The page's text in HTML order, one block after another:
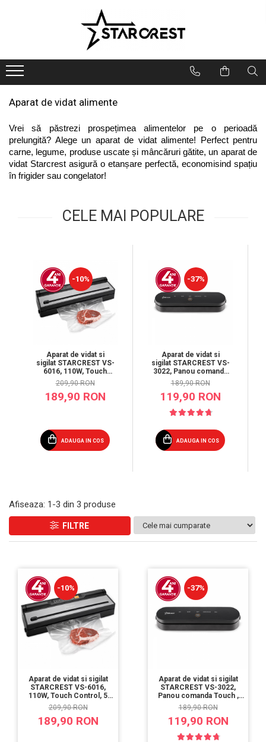
Electrocasnice Mari
Aparate frigorifice
Congelator
Ladă frigorifică
Vitrină frigorifică
Vitrină de vinuri
Masini de spalat vase
Plită incorporabilă
Electrocasnice Mici
Electrocasnice bucătărie
Aparat clătite
Aparat vafe
Aparat de vidat alimente
Role pungi vidat
Blendere & Tocatoare
Air fryer - Friteuză cu aer cald
Prăjitor de pâine
Robot de bucătărie
Sandwich maker
Fier de călcat
Dispozitive smart home
Ingrijire personală
Aparat de vidat alimente
Vrei să păstrezi prospețimea alimentelor pe o perioadă
prelungită? Alege un aparat de vidat alimente! Perfect pentru
carne, legume, produse uscate și mâncăruri gătite, un aparat de
vidat Starcrest asigură o etanșare perfectă, economisind spațiu
în frigider sau congelator!
CELE MAI POPULARE
-10%
Aparat de vidat si
sigilat STARCREST VS-
6016, 110W, Touch
Control, 5 Functii,
Furtun de vidare
caserole, Cutter
incorporat, Negru/Inox
209,90 RON
189,90 RON
ADAUGA IN COS
-37%
Aparat de vidat si
sigilat STARCREST VS-
3022, Panou comanda
Touch , Vidare
umed/uscata, 5 Functii,
Ideal pentru alimente
sensibile, Cutter
incorporat, 10 Pungi
189,90 RON
119,90 RON
ADAUGA IN COS
Afiseaza: 1-3 din 3 produse
FILTRE
-10%
Aparat de vidat si sigilat
STARCREST VS-6016,
110W, Touch Control, 5
Functii, Furtun de vidare
caserole, Cutter
incorporat, Negru/Inox
209,90 RON
189,90 RON
-37%
Aparat de vidat si sigilat
STARCREST VS-3022,
Panou comanda Touch ,
Vidare umed/uscata, 5
Functii, Ideal pentru
alimente sensibile, Cutter
incorporat, 10 Pungi
incluse, Negru
189,90 RON
119,90 RON